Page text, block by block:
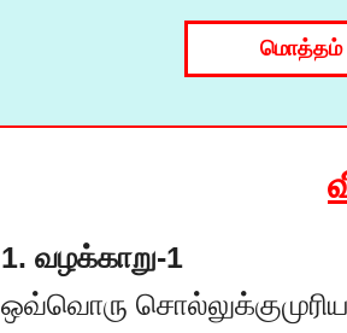
மொத்தம்
1. வழக்காறு-1
ஒவ்வொரு